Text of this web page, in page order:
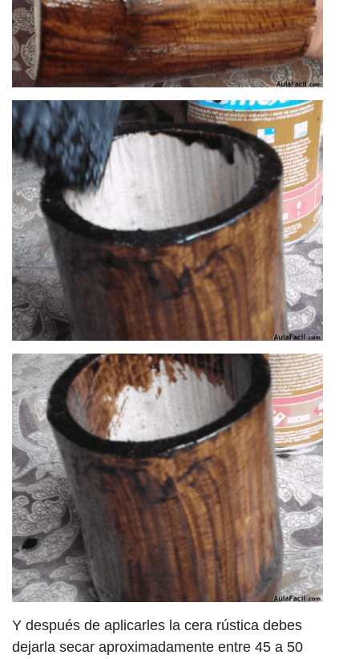
Y después de aplicarles la cera rústica debes
dejarla secar aproximadamente entre 45 a 50